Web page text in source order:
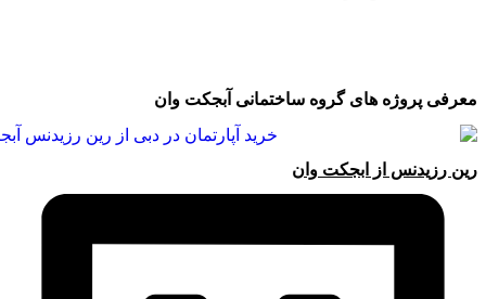
معرفی پروژه های گروه ساختمانی آبجکت وان
رین رزیدنس از ابجکت وان